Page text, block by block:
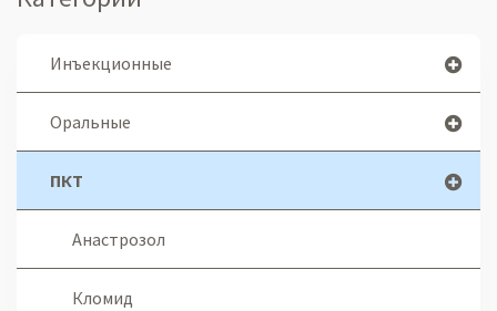
Инъекционные
Оральные
ПКТ
Анастрозол
Кломид